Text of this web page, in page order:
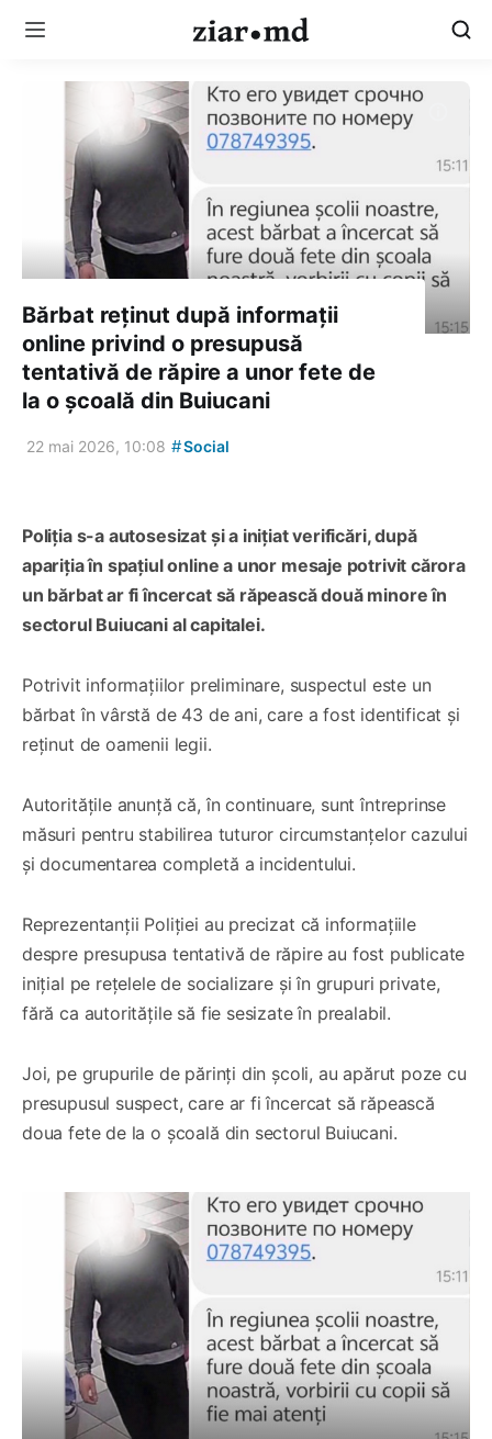
Bărbat reținut după informații
online privind o presupusă
tentativă de răpire a unor fete de
la o școală din Buiucani
22 mai 2026, 10:08 #Social
Poliția s-a autosesizat și a inițiat verificări, după
apariția în spațiul online a unor mesaje potrivit cărora
un bărbat ar fi încercat să răpească două minore în
sectorul Buiucani al capitalei.
Potrivit informațiilor preliminare, suspectul este un
bărbat în vârstă de 43 de ani, care a fost identificat și
reținut de oamenii legii.
Autoritățile anunță că, în continuare, sunt întreprinse
măsuri pentru stabilirea tuturor circumstanțelor cazului
și documentarea completă a incidentului.
Reprezentanții Poliției au precizat că informațiile
despre presupusa tentativă de răpire au fost publicate
inițial pe rețelele de socializare și în grupuri private,
fără ca autoritățile să fie sesizate în prealabil.
Joi, pe grupurile de părinți din școli, au apărut poze cu
presupusul suspect, care ar fi încercat să răpească
doua fete de la o școală din sectorul Buiucani.